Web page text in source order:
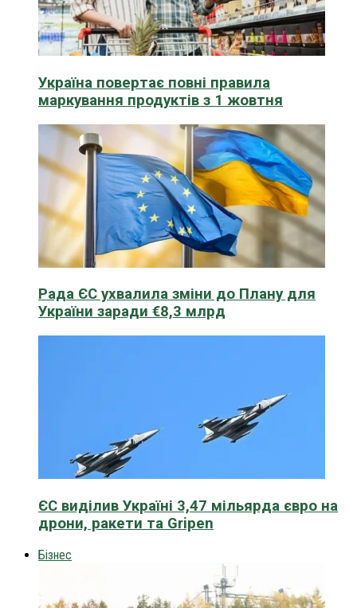
Україна повертає повні правила
маркування продуктів з 1 жовтня
Рада ЄС ухвалила зміни до Плану для
України заради €8,3 млрд
ЄС виділив Україні 3,47 мільярда євро на
дрони, ракети та Gripen
Бізнес